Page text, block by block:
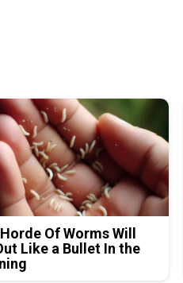
Of Worms Will
Like a Bullet In the